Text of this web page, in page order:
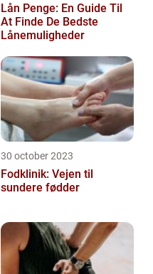
Lån Penge: En Guide Til
At Finde De Bedste
Lånemuligheder
30 october 2023
Fodklinik: Vejen til
sundere fødder